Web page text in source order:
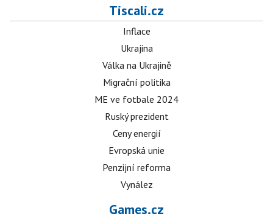
Tiscali.cz
Inflace
Ukrajina
Válka na Ukrajině
Migrační politika
ME ve fotbale 2024
Ruský prezident
Ceny energií
Evropská unie
Penzijní reforma
Vynález
Games.cz